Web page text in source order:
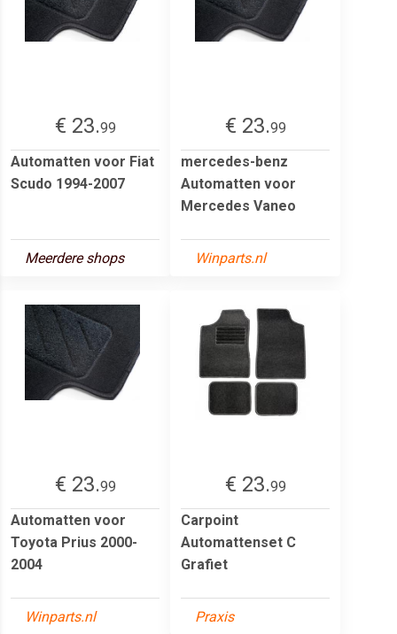
€ 23.99
Automatten voor Fiat
Scudo 1994-2007
Meerdere shops
€ 23.99
mercedes-benz
Automatten voor
Mercedes Vaneo
Winparts.nl
€ 23.99
Automatten voor
Toyota Prius 2000-
2004
Winparts.nl
€ 23.99
Carpoint
Automattenset C
Grafiet
Praxis